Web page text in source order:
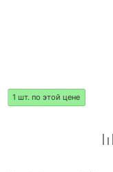
1 шт. по этой цене